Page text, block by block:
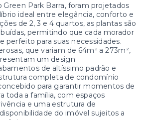
Park Barra, foram projetados
ideal entre elegância, conforto e
de 2, 3 e 4 quartos, as plantas são
permitindo que cada morador
perfeito para suas necessidades.
que variam de 64m² a 273m²,
um design
de altíssimo padrão e
completa de condomínio
para garantir momentos de
toda a família, com espaços
e uma estrutura de
do imóvel sujeitos a